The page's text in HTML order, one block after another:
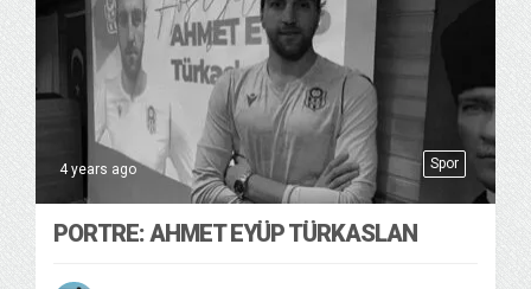
Spor
4 years ago
PORTRE: AHMET EYÜP TÜRKASLAN